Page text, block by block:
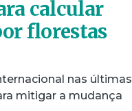
calcular
florestas
nas últimas
mitigar a mudança